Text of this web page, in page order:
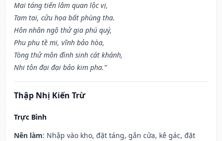
Mai táng tiến lâm quan lộc vị,
Tam tai, cửu họa bất phùng tha.
Hôn nhân ngộ thử gia phú quý,
Phu phụ tề mi, vĩnh bảo hòa,
Tòng thử môn đình sinh cát khánh,
Nhi tôn đại đại bảo kim pha.”
Thập Nhị Kiến Trừ
Trực Bình
Nên làm: Nhập vào kho, đặt táng, gắn cửa, kê gác, đặt